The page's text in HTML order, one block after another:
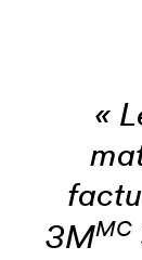
«
3MMC